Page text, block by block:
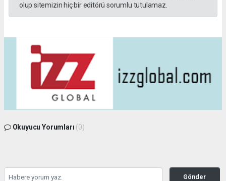
olup sitemizin hiç bir editörü sorumlu tutulamaz.
Okuyucu Yorumları (0)
Gönder